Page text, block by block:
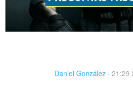
Daniel González · 21:29